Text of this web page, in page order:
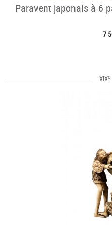
Paravent japonais à 6
7
XIXe